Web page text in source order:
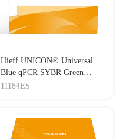
Hieff UNICON® Universal
Blue qPCR SYBR Green
Master Mix
11184ES